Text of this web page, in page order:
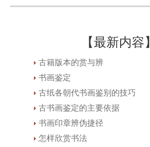
【最新内容】
古籍版本的赏与辨
书画鉴定
古纸各朝代书画鉴别的技巧
古书画鉴定的主要依据
书画印章辨伪捷径
怎样欣赏书法